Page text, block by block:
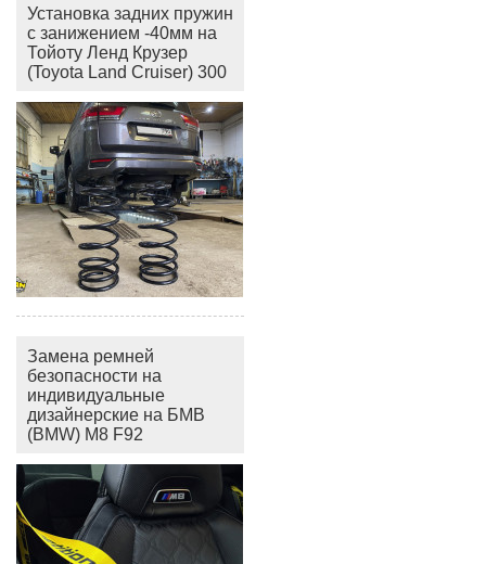
Установка задних пружин
с занижением -40мм на
Тойоту Ленд Крузер
(Toyota Land Cruiser) 300
Замена ремней
безопасности на
индивидуальные
дизайнерские на БМВ
(BMW) M8 F92